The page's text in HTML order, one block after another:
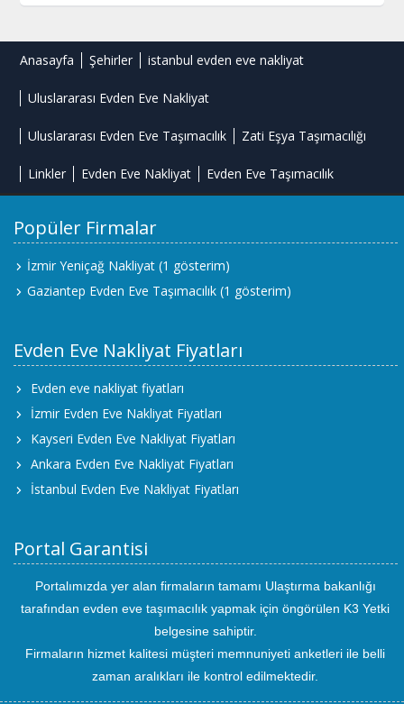
Anasayfa Şehirler istanbul evden eve nakliyat
Uluslararası Evden Eve Nakliyat
Uluslararası Evden Eve Taşımacılık Zati Eşya Taşımacılığı
Linkler Evden Eve Nakliyat Evden Eve Taşımacılık
Popüler Firmalar
İzmir Yeniçağ Nakliyat (1 gösterim)
Gaziantep Evden Eve Taşımacılık (1 gösterim)
Evden Eve Nakliyat Fiyatları
Evden eve nakliyat fiyatları
İzmir Evden Eve Nakliyat Fiyatları
Kayseri Evden Eve Nakliyat Fiyatları
Ankara Evden Eve Nakliyat Fiyatları
İstanbul Evden Eve Nakliyat Fiyatları
Portal Garantisi
Portalımızda yer alan firmaların tamamı Ulaştırma bakanlığı
tarafından evden eve taşımacılık yapmak için öngörülen K3 Yetki
belgesine sahiptir.
Firmaların hizmet kalitesi müşteri memnuniyeti anketleri ile belli
zaman aralıkları ile kontrol edilmektedir.